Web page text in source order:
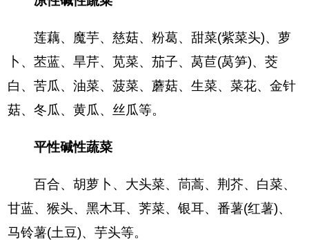
莲藕、魔芋、慈菇、粉葛、甜菜(紫菜头)、萝
卜、苤蓝、旱芹、苋菜、茄子、莴苣(莴笋)、茭
白、苦瓜、油菜、菠菜、蘑菇、生菜、菜花、金针
菇、冬瓜、黄瓜、丝瓜等。
平性碱性蔬菜
百合、胡萝卜、大头菜、茼蒿、荆芥、白菜、
甘蓝、猴头、黑木耳、荠菜、银耳、番薯(红薯)、
马铃薯(土豆)、芋头等。